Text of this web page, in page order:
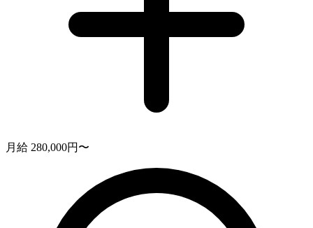
月給 280,000円〜